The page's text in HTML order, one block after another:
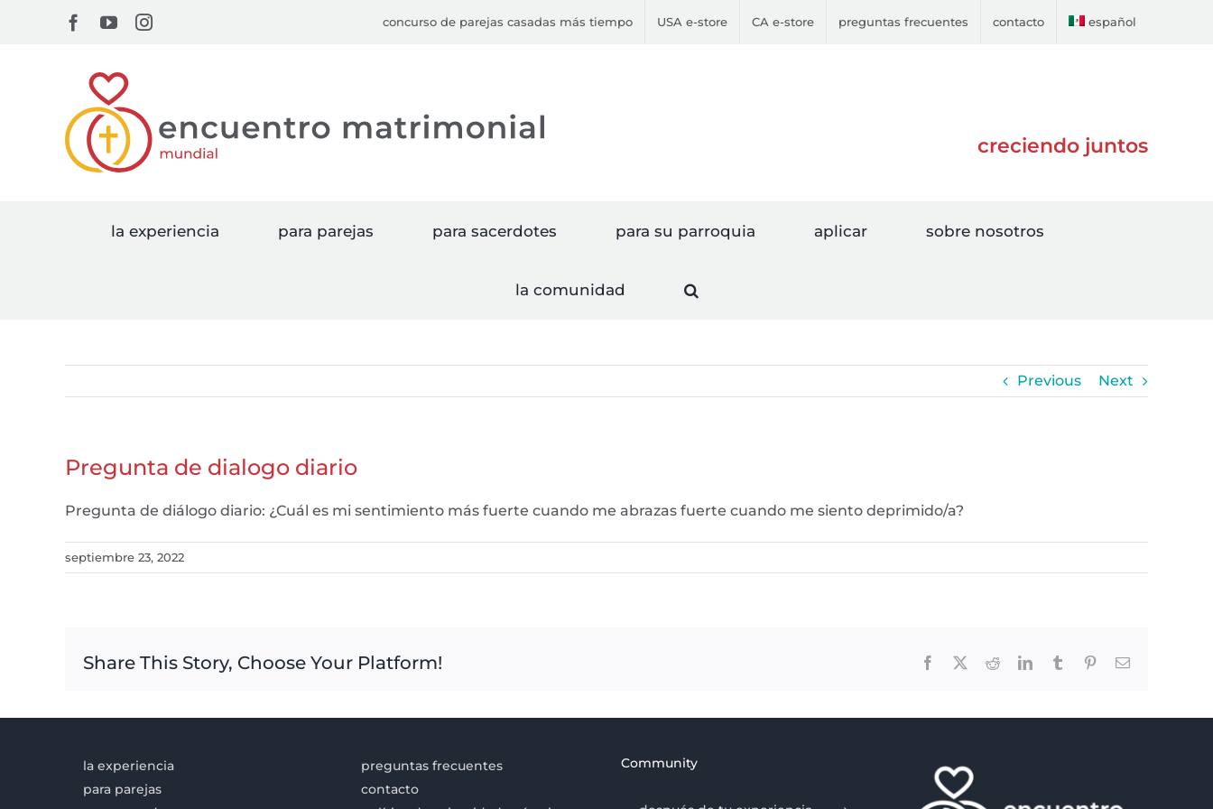
Facebook
YouTubeInstagram concurso de parejas casadas más tiempo USA e-store CA e-store preguntas frecuentes contacto español
creciendo juntos
la experiencia para parejas para sacerdotes para su parroquia aplicar sobre nosotros
la comunidad
Previous Next
Pregunta de dialogo diario
Pregunta de diálogo diario: ¿Cuál es mi sentimiento más fuerte cuando me abrazas fuerte cuando me siento deprimido/a?
septiembre 23, 2022
Share This Story, Choose Your Platform! Facebook RedditLinkedInTumblr PinterestEmail
la experiencia
para parejas
preguntas frecuentes
contacto
Community